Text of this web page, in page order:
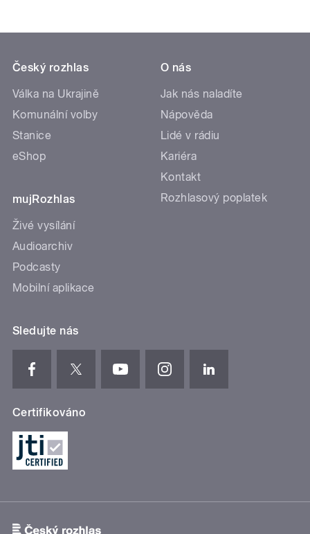
Český rozhlas
Válka na Ukrajině
Komunální volby
Stanice
eShop
mujRozhlas
Živé vysílání
Audioarchiv
Podcasty
Mobilní aplikace
O nás
Jak nás naladíte
Nápověda
Lidé v rádiu
Kariéra
Kontakt
Rozhlasový poplatek
Sledujte nás
Certifikováno